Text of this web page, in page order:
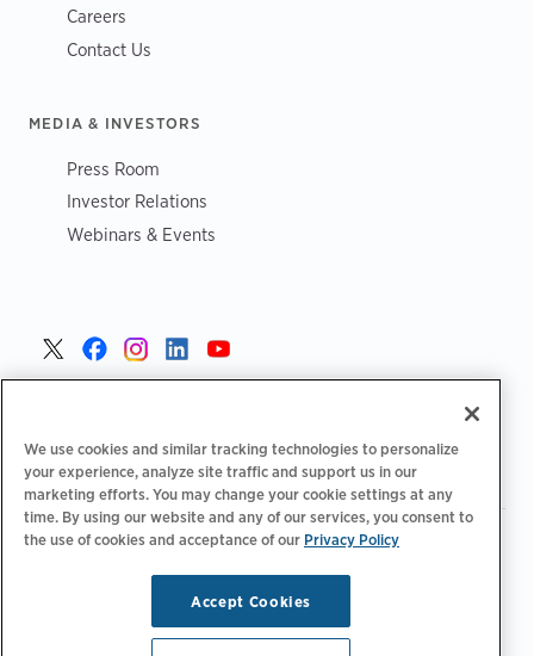
Careers
Contact Us
MEDIA & INVESTORS
Press Room
Investor Relations
Webinars & Events
Política de privacidade| Opções de privacidade|
Copyright © 2026 ChargePoint, Inc. Todos os direitos
We use cookies and similar tracking technologies to personalize
your experience, analyze site traffic and support us in our
marketing efforts. You may change your cookie settings at any
time. By using our website and any of our services, you consent to
the use of cookies and acceptance of our Privacy Policy
Accept Cookies